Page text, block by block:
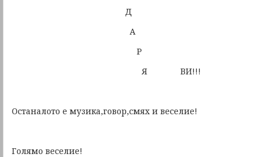
Д
А
Р
Я ВИ!!!
Останалото е музика,говор,смях и веселие!
Голямо веселие!